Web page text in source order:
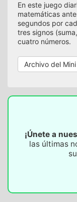
En este juego
matemáticas
segundos por
tres signos
cuatro números.
Archivo del
¡Únete a
las últimas